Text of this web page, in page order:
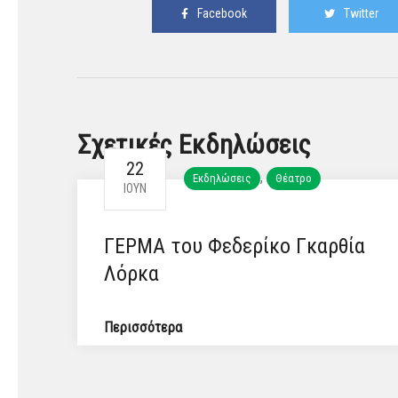
Facebook Twitter
Σχετικές Εκδηλώσεις
22
ΙΟΎΝ
Εκδηλώσεις , Θέατρο
ΓΕΡΜΑ του Φεδερίκο Γκαρθία
Λόρκα
Περισσότερα